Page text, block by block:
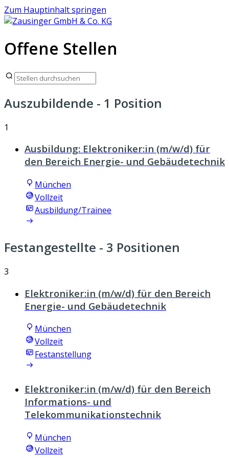
Zum Hauptinhalt springen
Offene Stellen
Auszubildende - 1 Position
1
Ausbildung: Elektroniker:in (m/w/d) für
den Bereich Energie- und Gebäudetechnik
München
Vollzeit
Ausbildung/Trainee
Festangestellte - 3 Positionen
3
Elektroniker:in (m/w/d) für den Bereich
Energie- und Gebäudetechnik
München
Vollzeit
Festanstellung
Elektroniker:in (m/w/d) für den Bereich
Informations- und
Telekommunikationstechnik
München
Vollzeit